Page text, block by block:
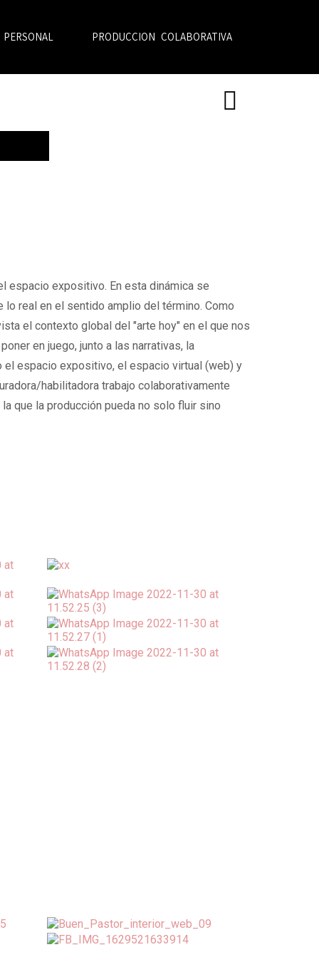
PRODUCCION COLABORATIVA
espacio expositivo. En esta dinámica se
real en el sentido amplio del término. Como
el contexto global del "arte hoy" en el que nos
en juego, junto a las narrativas, la
espacio expositivo, el espacio virtual (web) y
habilitadora trabajo colaborativamente
que la producción pueda no solo fluir sino